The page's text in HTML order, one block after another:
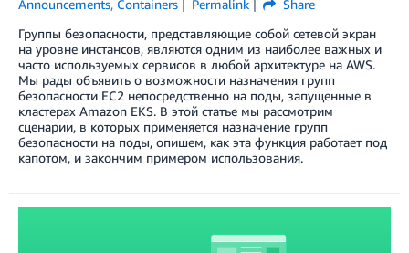
Announcements, Containers Permalink
Share
Группы безопасности, представляющие собой сетевой экран
на уровне инстансов, являются одним из наиболее важных и
часто используемых сервисов в любой архитектуре на AWS.
Мы рады объявить о возможности назначения групп
безопасности EC2 непосредственно на поды, запущенные в
кластерах Amazon EKS. В этой статье мы рассмотрим
сценарии, в которых применяется назначение групп
безопасности на поды, опишем, как эта функция работает под
капотом, и закончим примером использования.